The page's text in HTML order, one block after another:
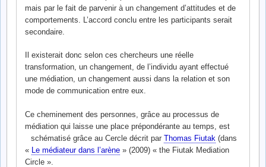
mais par le fait de parvenir à un changement d’attitudes et de
comportements. L’accord conclu entre les participants serait
secondaire.
Il existerait donc selon ces chercheurs une réelle
transformation, un changement, de l’individu ayant effectué
une médiation, un changement aussi dans la relation et son
mode de communication entre eux.
Ce cheminement des personnes, grâce au processus de
médiation qui laisse une place prépondérante au temps, est
schématisé grâce au Cercle décrit par Thomas Fiutak (dans
« Le médiateur dans l’arène » (2009) « the Fiutak Mediation
Circle ».